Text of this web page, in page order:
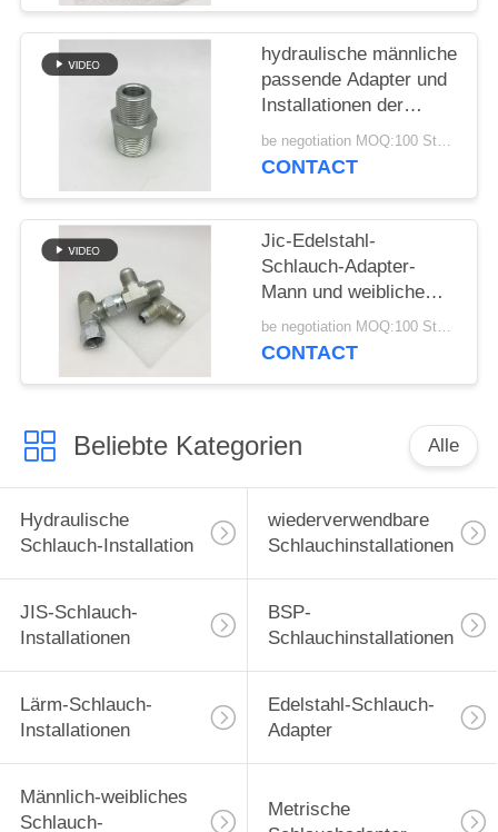
hydraulische männliche
passende Adapter und
Installationen der
Schlauchleitung
männlicher hoher
be negotiation MOQ:100 Stücke
CONTACT
Jic-Edelstahl-
Schlauch-Adapter-
Mann und weibliche
hydraulische T-
Verschraubung
be negotiation MOQ:100 Stücke
CONTACT
Beliebte Kategorien Alle
Hydraulische
Schlauch-Installation
wiederverwendbare
Schlauchinstallationen
JIS-Schlauch-
Installationen
BSP-
Schlauchinstallationen
Lärm-Schlauch-
Installationen
Edelstahl-Schlauch-
Adapter
Männlich-weibliches
Schlauch-
Metrische